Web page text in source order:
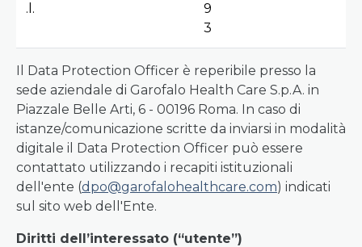
.l.
9
3
Il Data Protection Officer è reperibile presso la
sede aziendale di Garofalo Health Care S.p.A. in
Piazzale Belle Arti, 6 - 00196 Roma. In caso di
istanze/comunicazione scritte da inviarsi in modalità
digitale il Data Protection Officer può essere
contattato utilizzando i recapiti istituzionali
dell'ente (dpo@garofalohealthcare.com) indicati
sul sito web dell'Ente.
Diritti dell’interessato (“utente”)